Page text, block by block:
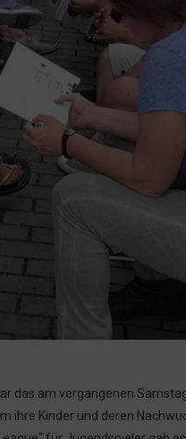
am vergangenen
ihre Kinder und deren